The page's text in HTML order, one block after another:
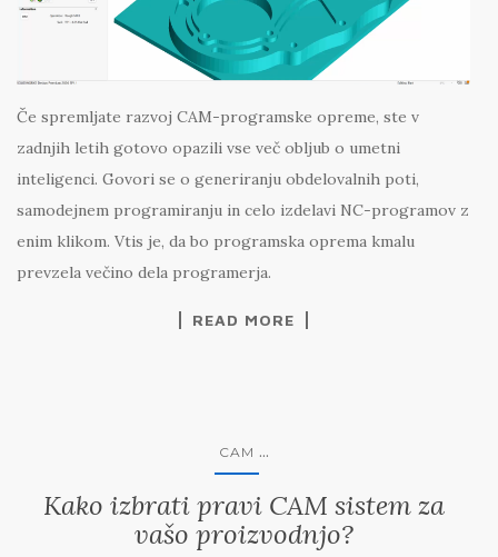
Če spremljate razvoj CAM-programske opreme, ste v
zadnjih letih gotovo opazili vse več obljub o umetni
inteligenci. Govori se o generiranju obdelovalnih poti,
samodejnem programiranju in celo izdelavi NC-programov z
enim klikom. Vtis je, da bo programska oprema kmalu
prevzela večino dela programerja.
READ MORE
CAM ...
Kako izbrati pravi CAM sistem za
vašo proizvodnjo?